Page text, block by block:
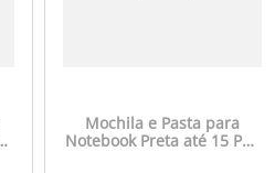
Mochila e Pasta para
Notebook Preta até 15 Pol.